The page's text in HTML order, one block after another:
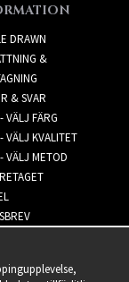
DRAWN
&
& SVAR
VÄLJ FÄRG
VÄLJ KVALITET
VÄLJ METOD